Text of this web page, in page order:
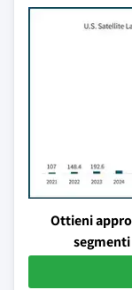
Ottieni